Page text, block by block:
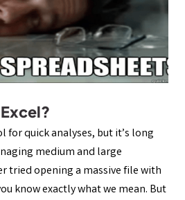
for quick analyses, but it’s long
medium and large
tried opening a massive file with
know exactly what we mean. But